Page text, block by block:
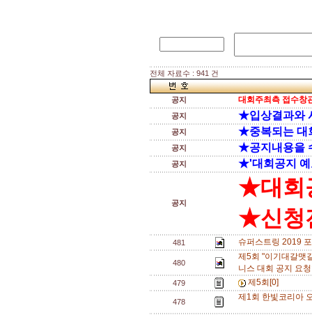
전체 자료수 : 941 건
공지 대회주최측 접수창
공지 ★입상결과와
공지 ★중복되는 대
공지 ★공지내용을
공지 ★'대회공지 예
공지
★대회
★신청
481 슈퍼스트링 2019
480
제5회 "이기대갈맷
니스 대회 공지 요
479 제5회[0]
478 제1회 한빛코리아